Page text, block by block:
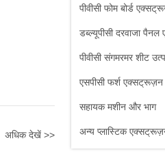
पीवीसी फोम बोर्ड
डब्ल्यूपीसी दरवाजा
पीवीसी संगमरमर शीट
एसपीसी फर्श एक्सट्रूज़न
सहायक मशीन और भाग
अन्य प्लास्टिक
अधिक देखें >>